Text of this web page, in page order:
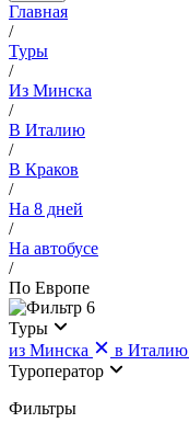
Главная
/
Туры
/
Из Минска
/
В Италию
/
В Краков
/
На 8 дней
/
На автобусе
/
По Европе
6
Туры
из Минска
в Италию
Туроператор
Фильтры